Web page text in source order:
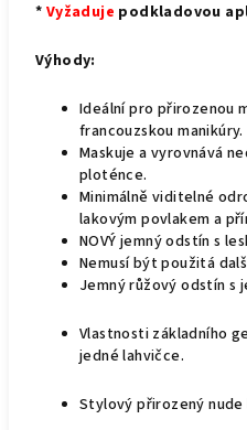
* Vyžaduje podkladovou
Výhody:
Ideální pro přirozenou
francouzskou manikúry.
Maskuje a vyrovnává
ploténce.
Minimálně viditelné
lakovým povlakem a
NOVÝ jemný odstín s
Nemusí být použitá
Jemný růžový odstín s
Vlastnosti základního
jedné lahvičce.
Stylový přirozený nude